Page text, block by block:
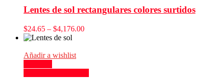
Lentes de sol rectangulares colores surtidos
$24.65 – $4,176.00
Añadir a wishlist